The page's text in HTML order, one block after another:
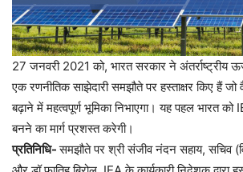
27 जनवरी 2021 को, भारत सरकार ने अंतर्राष्ट्रीय
एक रणनीतिक साझेदारी समझौते पर हस्ताक्षर किए हैं जो
बढ़ाने में महत्वपूर्ण भूमिका निभाएगा। यह पहल भारत
बनने का मार्ग प्रशस्त करेगी।
प्रतिनिधि-समझौते पर श्री संजीव नंदन सहाय, सचिव